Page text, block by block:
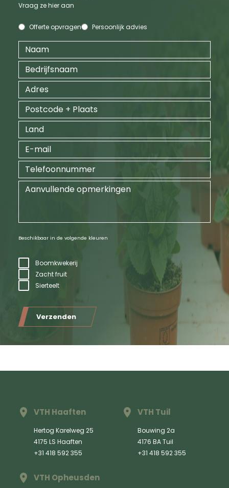
Vraag ze hier aan
Offerte opvragen Persoonlijk advies
Beschikbaar in de volgende kleuren
Boomkwekerij
Zacht fruit
Sierteelt
Verzenden
VTH Haaften
Hertog Karelweg 25
4175 LS Haaften
+31 418 592 355
VTH Tuil
Bouwing 2a
4176 BA Tuil
+31 418 592 355
VTH Opheusden